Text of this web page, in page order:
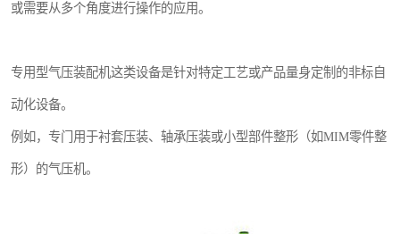
或需要从多个角度进行操作的应用。
专用型气压装配机这类设备是针对特定工艺或产品量身定制的非标自
动化设备。
例如，专门用于衬套压装、轴承压装或小型部件整形（如MIM零件整
形）的气压机。